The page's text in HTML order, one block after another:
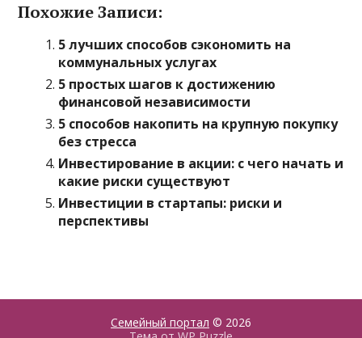
Похожие Записи:
5 лучших способов сэкономить на
коммунальных услугах
5 простых шагов к достижению
финансовой независимости
5 способов накопить на крупную покупку
без стресса
Инвестирование в акции: с чего начать и
какие риски существуют
Инвестиции в стартапы: риски и
перспективы
Семейный портал © 2026